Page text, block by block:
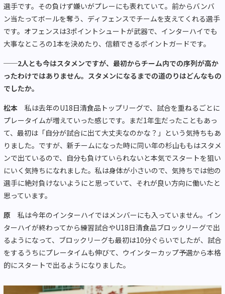
選手です。その負けず嫌いがプレーにも表れていて。前からバンバ
ン当たってボールを奪う、ディフェンスでチームを支えてくれる選手
です。オフェンスは3ポイントシュートが武器で、インターハイでも
大事なところの1本を決めたり、信頼できるポイントガードです。
──2人とも今はスタメンですが、最初からチーム内での序列が高か
ったわけではありません。スタメンになるまでの道のりはどんなもの
でしたか。
松本 私は去年のU18日清食品トップリーグで、試合を重ねるごとに
プレータイムが増えていった感じです。まだ1年生だったこともあっ
て、最初は「自分が試合に出て大丈夫なのかな？」という気持ちもあ
りました。ですが、新チームになった時に同い年の杉山ももはスタメ
ンで出ているので、自分も負けていられないと本気でスタートを狙い
にいく気持ちになれました。私は身体が小さいので、気持ちでは他の
選手に絶対負けないようにと思っていて、それが良い方向に働いたと
思っています。
原 私は今年のインターハイではメンバーにも入っていません。イン
ターハイが終わってから練習試合やU18日清食品ブロックリーグで出
るようになって、ブロックリーグも最初は10分ぐらいでしたが、試合
をするうちにプレータイムも伸びて、ウインターカップ予選から本格
的にスタートで出るようになりました。